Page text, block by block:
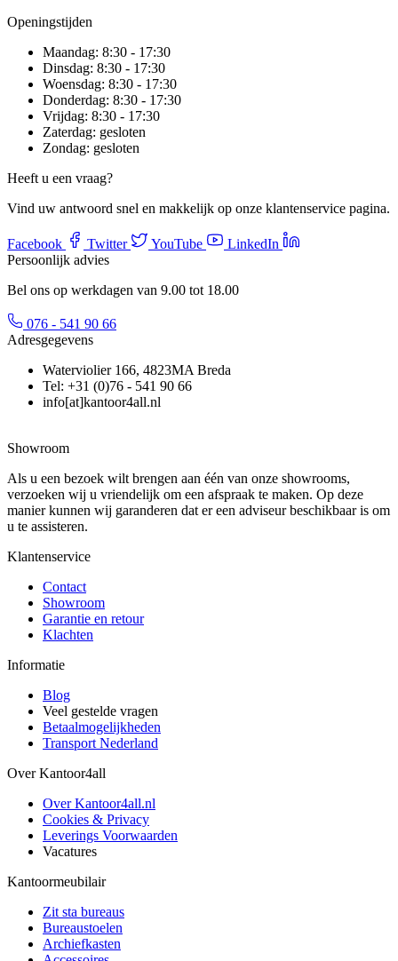
Openingstijden
Maandag: 8:30 - 17:30
Dinsdag: 8:30 - 17:30
Woensdag: 8:30 - 17:30
Donderdag: 8:30 - 17:30
Vrijdag: 8:30 - 17:30
Zaterdag: gesloten
Zondag: gesloten
Heeft u een vraag?
Vind uw antwoord snel en makkelijk op onze klantenservice pagina.
Facebook Twitter YouTube
LinkedIn
Persoonlijk advies
Bel ons op werkdagen van 9.00 tot 18.00
076 - 541 90 66
Adresgegevens
Waterviolier 166, 4823MA Breda
Tel: +31 (0)76 - 541 90 66
info[at]kantoor4all.nl
Showroom
Als u een bezoek wilt brengen aan één van onze showrooms,
verzoeken wij u vriendelijk om een afspraak te maken. Op deze
manier kunnen wij garanderen dat er een adviseur beschikbaar is om
u te assisteren.
Klantenservice
Contact
Showroom
Garantie en retour
Klachten
Informatie
Blog
Veel gestelde vragen
Betaalmogelijkheden
Transport Nederland
Over Kantoor4all
Over Kantoor4all.nl
Cookies & Privacy
Leverings Voorwaarden
Vacatures
Kantoormeubilair
Zit sta bureaus
Bureaustoelen
Archiefkasten